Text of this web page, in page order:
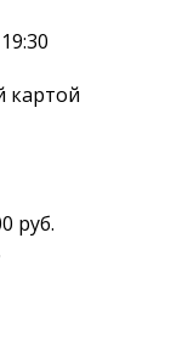
картой
руб.